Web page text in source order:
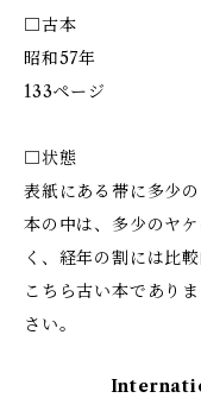
□古本
昭和57年
133ページ
□状態
表紙にある帯に多少の
本の中は、多少のヤ
く、経年の割には比
こちら古い本であり
さい。